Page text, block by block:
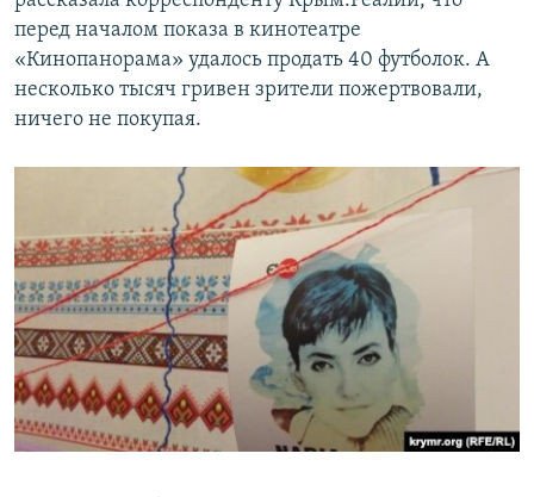
перед началом показа в кинотеатре
«Кинопанорама» удалось продать 40 футболок. А
несколько тысяч гривен зрители пожертвовали,
ничего не покупая.